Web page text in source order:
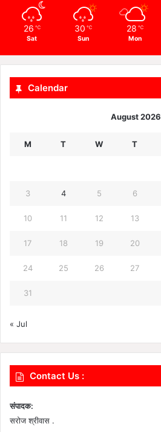
26 ℃
Sat
30 ℃
Sun
28 ℃
Mon
Calendar
August 2026
M T W T
3 4 5 6
10 11 12 13
17 18 19 20
24 25 26 27
31
« Jul
Contact Us :
संपादक:
सरोज श्रीवास .